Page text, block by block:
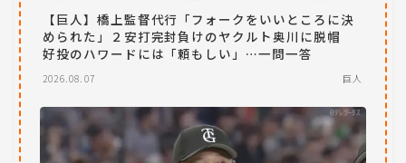
【巨人】橋上監督代行「フォークをいいところに決
められた」２安打完封負けのヤクルト奥川に脱帽
好投のハワードには「頼もしい」…一問一答
2026.08.07 巨人